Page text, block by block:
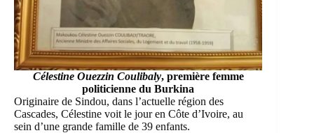
Célestine Ouezzin Coulibaly, première femme
politicienne du Burkina
Originaire de Sindou, dans l’actuelle région des
Cascades, Célestine voit le jour en Côte d’Ivoire, au
sein d’une grande famille de 39 enfants.